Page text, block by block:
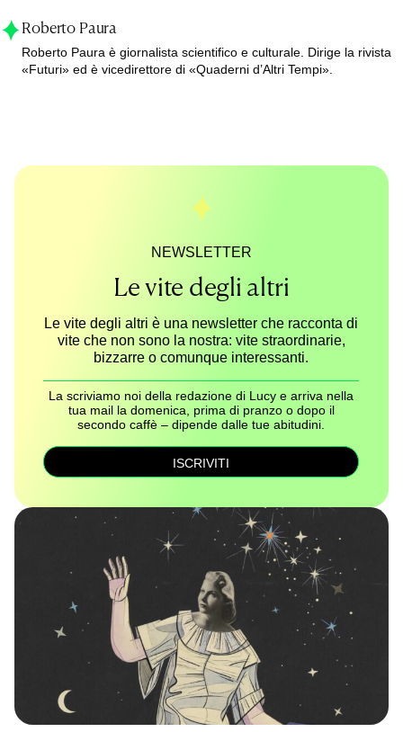
Roberto Paura
Roberto Paura è giornalista scientifico e culturale. Dirige la rivista
«Futuri» ed è vicedirettore di «Quaderni d’Altri Tempi».
NEWSLETTER
Le vite degli altri
Le vite degli altri è una newsletter che racconta di
vite che non sono la nostra: vite straordinarie,
bizzarre o comunque interessanti.
La scriviamo noi della redazione di Lucy e arriva nella
tua mail la domenica, prima di pranzo o dopo il
secondo caffè – dipende dalle tue abitudini.
ISCRIVITI